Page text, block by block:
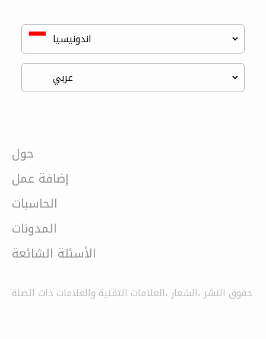
حول
إضافة عمل
الحاسبات
المدونات
الأسئلة الشائعة
حقوق النشر ،الشعار ،العلامات التقنية والعلامات ذات الصلة